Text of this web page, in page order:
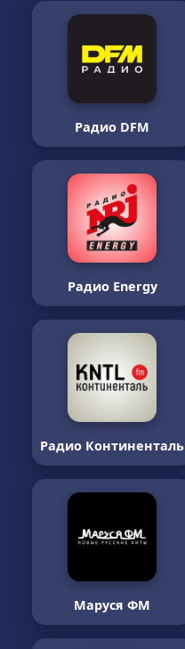
Радио DFM
Радио Energy
Радио Континенталь
Маруся ФМ